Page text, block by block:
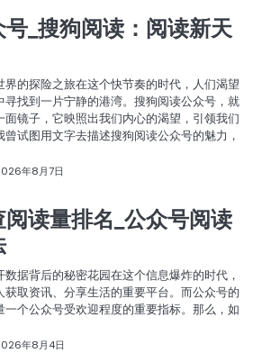
_搜狗阅读：阅读新天
的探险之旅在这个快节奏的时代，人们渴望
找到一片宁静的港湾。搜狗阅读公众号，就
镜子，它映照出我们内心的渴望，引领我们
试图用文字去描述搜狗阅读公众号的魅力，
年8月7日
读量排名_公众号阅读
据背后的秘密花园在这个信息爆炸的时代，
取资讯、分享生活的重要平台。而公众号的
个公众号受欢迎程度的重要指标。那么，如
年8月4日